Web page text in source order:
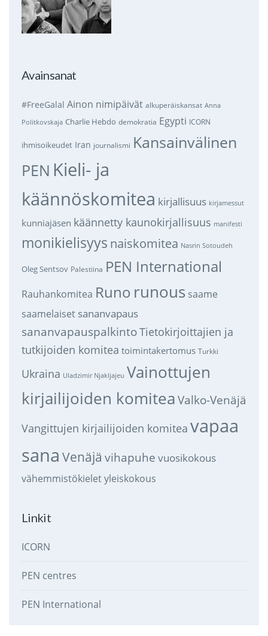
Avainsanat
#FreeGalal Ainon nimipäivät alkuperäiskansat Anna
Politkovskaja Charlie Hebdo demokratia Egypti ICORN
ihmisoikeudet Iran journalismi Kansainvälinen
PEN Kieli- ja
käännöskomitea kirjallisuus kirjamessut
kunniajäsen käännetty kaunokirjallisuus manifesti
monikielisyys naiskomitea Nasrin Sotoudeh
Oleg Sentsov Palestiina PEN International
Rauhankomitea Runo runous saame
saamelaiset sananvapaus
sananvapauspalkintoTietokirjoittajien ja
tutkijoiden komitea toimintakertomus Turkki
Ukraina Uladzimir Njakljajeu Vainottujen
kirjailijoiden komitea Valko-Venäjä
Vangittujen kirjailijoiden komitea vapaa
sana Venäjä vihapuhe vuosikokous
vähemmistökieletyleiskokous
Linkit
ICORN
PEN centres
PEN International